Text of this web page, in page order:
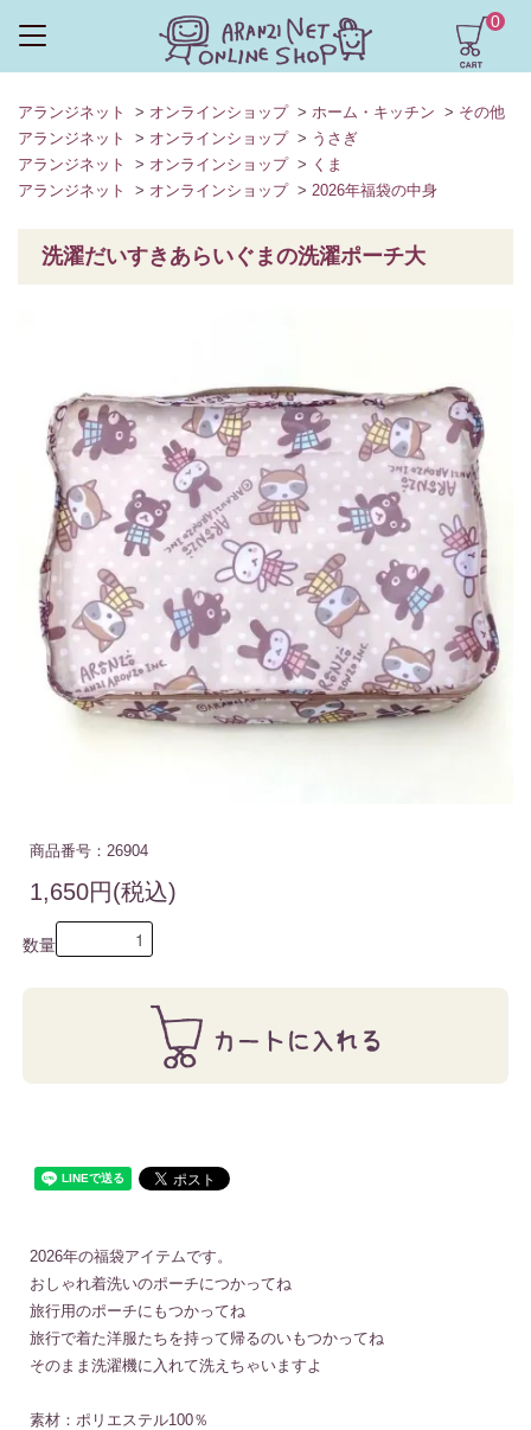
0
アランジネット > オンラインショップ > ホーム・キッチン > その他
アランジネット
> オンラインショップ > うさぎ
アランジネット
> オンラインショップ > くま
アランジネット
> オンラインショップ > 2026年福袋の中身
洗濯だいすきあらいぐまの洗濯ポーチ大
商品番号：26904
1,650円(税込)
数量
2026年の福袋アイテムです。
おしゃれ着洗いのポーチにつかってね
旅行用のポーチにもつかってね
旅行で着た洋服たちを持って帰るのいもつかってね
そのまま洗濯機に入れて洗えちゃいますよ
素材：ポリエステル100％